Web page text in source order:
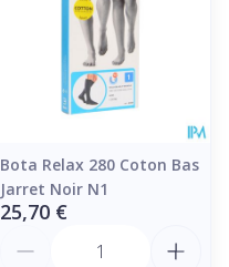
Bota Relax 280 Coton Bas
Jarret Noir N1
25,70 €